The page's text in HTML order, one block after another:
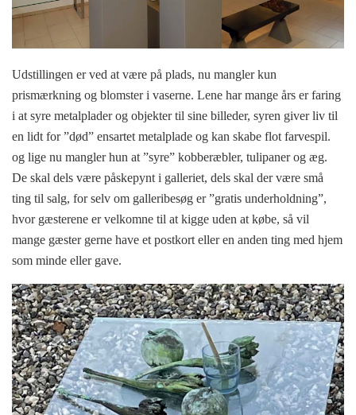
Udstillingen er ved at være på plads, nu mangler kun
prismærkning og blomster i vaserne. Lene har mange års er faring
i at syre metalplader og objekter til sine billeder, syren giver liv til
en lidt for ”død” ensartet metalplade og kan skabe flot farvespil.
og lige nu mangler hun at ”syre” kobberæbler, tulipaner og æg.
De skal dels være påskepynt i galleriet, dels skal der være små
ting til salg, for selv om galleribesøg er ”gratis underholdning”,
hvor gæsterene er velkomne til at kigge uden at købe, så vil
mange gæster gerne have et postkort eller en anden ting med hjem
som minde eller gave.